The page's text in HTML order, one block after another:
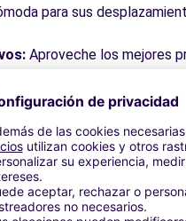
para sus
Aproveche los mejores
Reserve en
Recoja su vehículo en una
estaciones o cerca de los
Nuestra plataforma
responder a todas sus
de